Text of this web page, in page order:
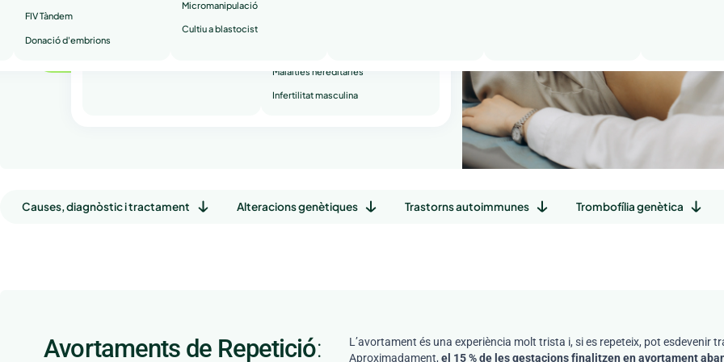
Malalties hereditàries
Infertilitat masculina
FIV Tàndem
Donació d'embrions
Micromanipulació
Cultiu a blastocist
Causes, diagnòstic i tractament Alteracions genètiques Trastorns autoimmunes Trombofília genètica
Avortaments de Repetició:
L’avortament és una experiència molt trista i, si es repeteix, pot esdevenir
Aproximadament, el 15 % de les gestacions finalitzen en avortament